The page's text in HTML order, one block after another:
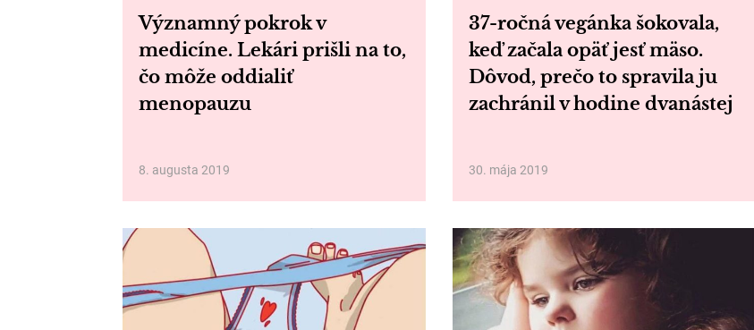
Významný pokrok v
medicíne. Lekári prišli na to,
čo môže oddialiť
menopauzu
8. augusta 2019
37-ročná vegánka šokovala,
keď začala opäť jesť mäso.
Dôvod, prečo to spravila ju
zachránil v hodine dvanástej
30. mája 2019